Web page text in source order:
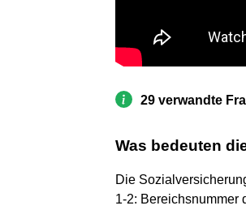
29 verwandte
Was bedeuten
Die
1-2: Bereichsnummer